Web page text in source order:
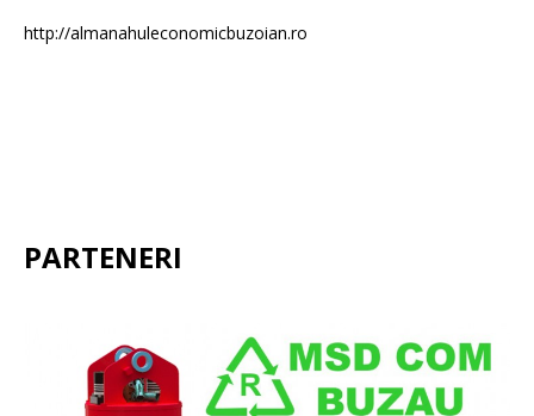
http://almanahuleconomicbuzoian.ro
PARTENERI